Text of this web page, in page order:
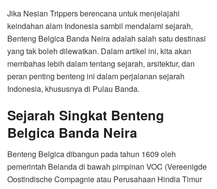
Jika Nesian Trippers berencana untuk menjelajahi
keindahan alam Indonesia sambil mendalami sejarah,
Benteng Belgica Banda Neira adalah salah satu destinasi
yang tak boleh dilewatkan. Dalam artikel ini, kita akan
membahas lebih dalam tentang sejarah, arsitektur, dan
peran penting benteng ini dalam perjalanan sejarah
Indonesia, khususnya di Pulau Banda.
Sejarah Singkat Benteng
Belgica Banda Neira
Benteng Belgica dibangun pada tahun 1609 oleh
pemerintah Belanda di bawah pimpinan VOC (Vereenigde
Oostindische Compagnie atau Perusahaan Hindia Timur